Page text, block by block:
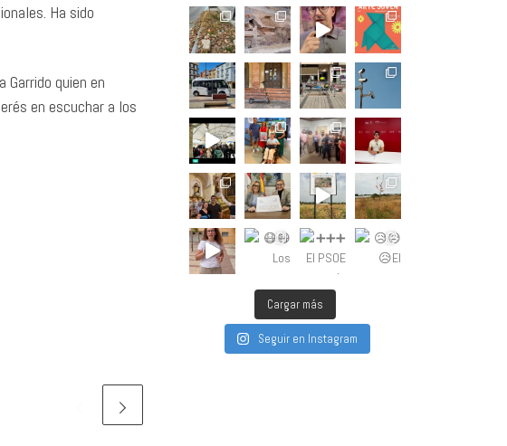
Ha sido
quien en
en escuchar a los
Cargar más
Seguir en Instagram